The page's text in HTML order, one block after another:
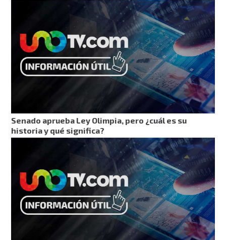
Senado aprueba Ley Olimpia, pero ¿cuál es su
historia y qué significa?